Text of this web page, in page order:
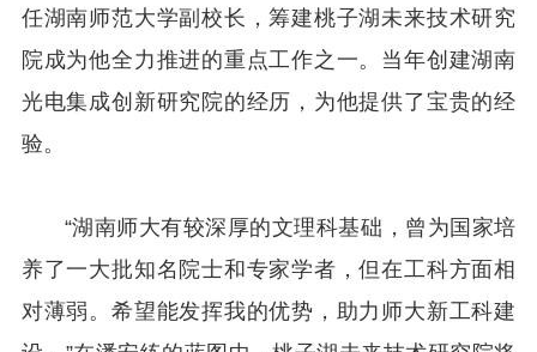
任湖南师范大学副校长，筹建桃子湖未来技术研究
院成为他全力推进的重点工作之一。当年创建湖南
光电集成创新研究院的经历，为他提供了宝贵的经
验。
“湖南师大有较深厚的文理科基础，曾为国家培
养了一大批知名院士和专家学者，但在工科方面相
对薄弱。希望能发挥我的优势，助力师大新工科建